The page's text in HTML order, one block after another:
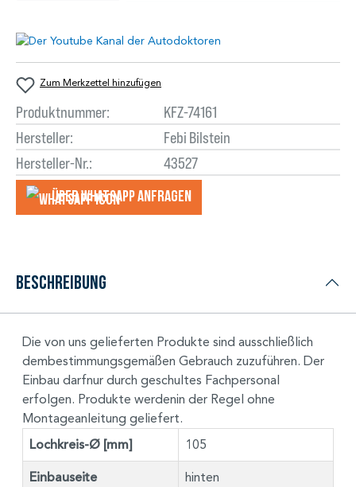
Zum Merkzettel hinzufügen
Produktnummer:
KFZ-74161
Hersteller:
Febi Bilstein
Hersteller-Nr.:
43527
Über WhatsApp anfragеn
Beschreibung
Die von uns gelieferten Produkte sind ausschließlich
dembestimmungsgemäßen Gebrauch zuzuführen. Der
Einbau darfnur durch geschultes Fachpersonal
erfolgen. Produkte werdenin der Regel ohne
Montageanleitung geliefert.
Lochkreis-Ø [mm] 105
Einbauseite hinten